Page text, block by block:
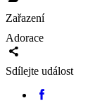
Zařazení
Adorace
Sdílejte událost